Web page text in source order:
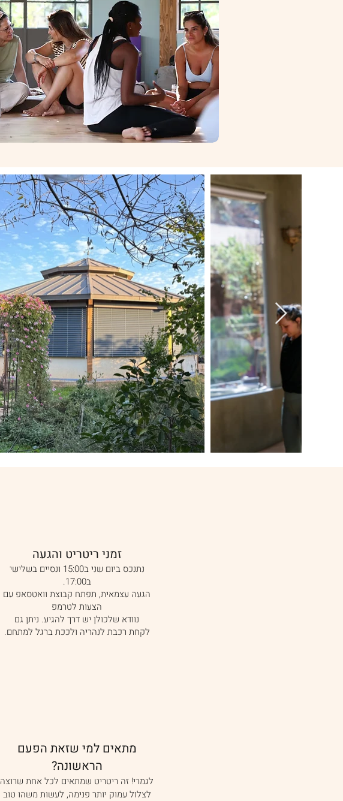
זמני ריטריט והגעה
נתנכס ביום שני ב15:00 ונסיים בשלישי
ב17:00.
הגעה עצמאית, תפתח קבוצת וואטסאפ עם
הצעות לטרמפ
נוודא שלכולן יש דרך להגיע. ניתן גם
לקחת רכבת לנהריה ולככת ברגל למתחם.
מתאים למי שזאת הפעם
הראשונה?
לגמרי! זה ריטריט שמתאים לכל אחת שרוצה
לצלול עמוק יותר פנימה, לעשות משהו טוב